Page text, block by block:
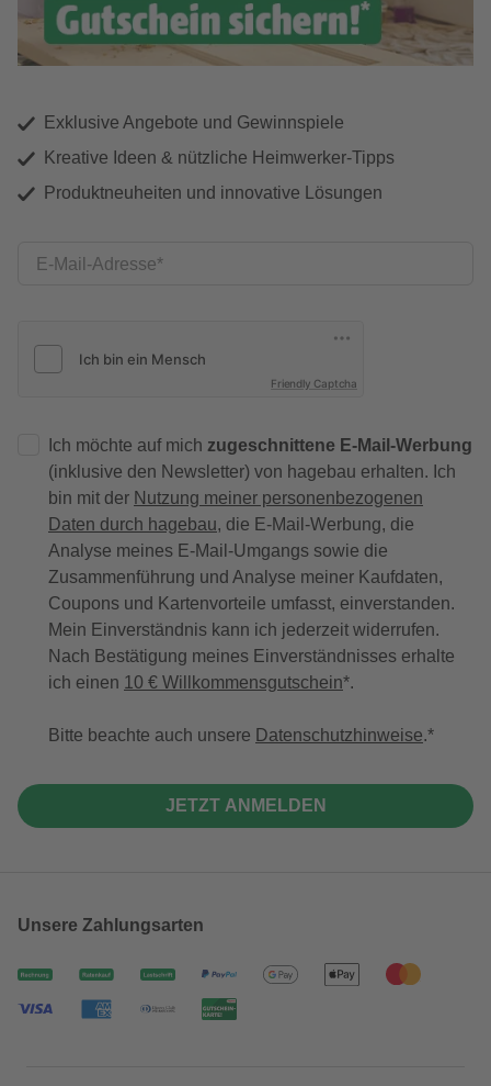
Exklusive Angebote und Gewinnspiele
Kreative Ideen & nützliche Heimwerker-Tipps
Produktneuheiten und innovative Lösungen
E-Mail-Adresse
Friendly Captcha
Ich möchte auf mich zugeschnittene E-Mail-Werbung
(inklusive den Newsletter) von hagebau erhalten. Ich
bin mit der Nutzung meiner personenbezogenen
Daten durch hagebau, die E-Mail-Werbung, die
Analyse meines E-Mail-Umgangs sowie die
Zusammenführung und Analyse meiner Kaufdaten,
Coupons und Kartenvorteile umfasst, einverstanden.
Mein Einverständnis kann ich jederzeit widerrufen.
Nach Bestätigung meines Einverständnisses erhalte
ich einen 10 € Willkommensgutschein*.
Bitte beachte auch unsere Datenschutzhinweise.
JETZT ANMELDEN
Unsere Zahlungsarten